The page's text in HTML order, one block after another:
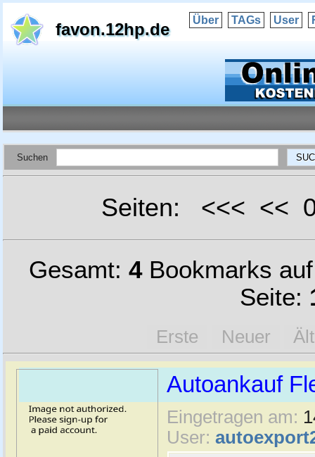
favon.12hp.de Über TAGs User
Suchen
Seiten: <<< <<
Gesamt: 4Bookmarks
Seite:
Erste Neuer
Autoankauf
Eingetragen am:
User: